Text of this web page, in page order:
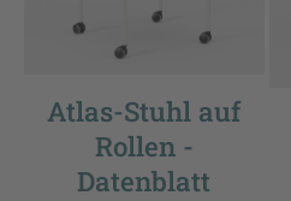
Atlas-Stuhl auf
Rollen -
Datenblatt